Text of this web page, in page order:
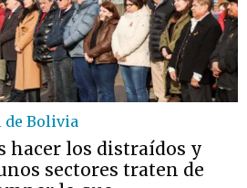
de Bolivia
hacer los distraídos y
sectores traten de